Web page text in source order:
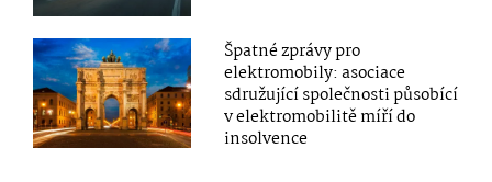
Špatné zprávy pro
elektromobily: asociace
sdružující společnosti působící
v elektromobilitě míří do
insolvence